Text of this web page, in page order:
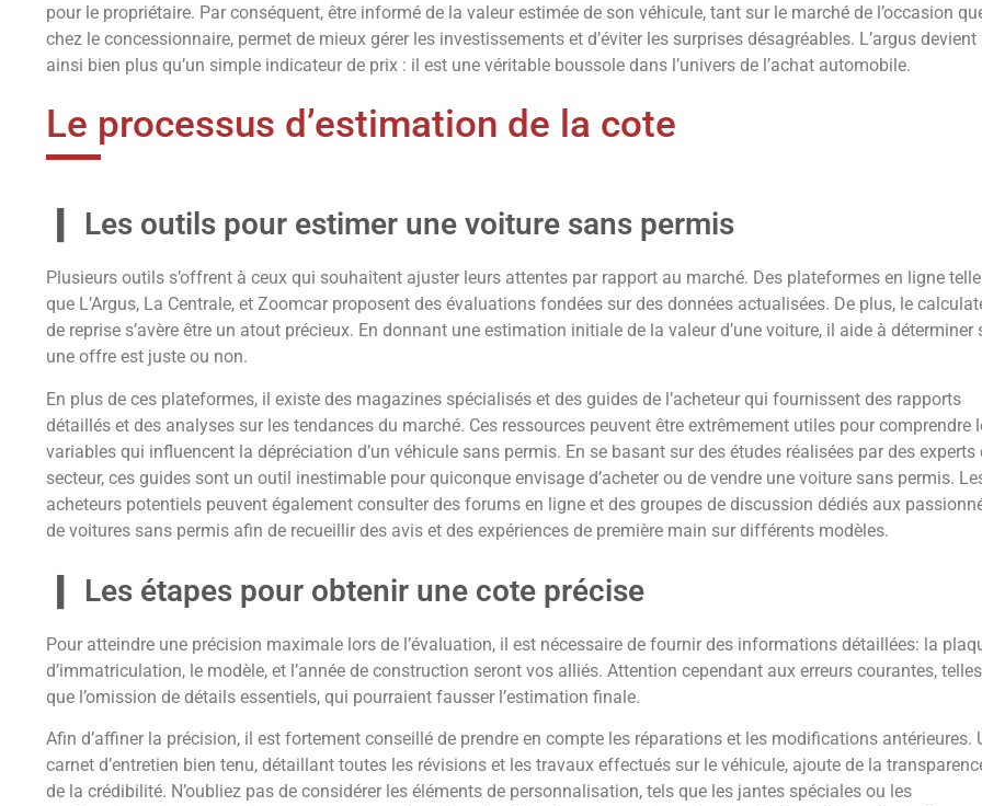
pour le propriétaire. Par conséquent, être informé de la valeur estimée de son véhicule, tant sur le marché de l’occasion
chez le concessionnaire, permet de mieux gérer les investissements et d’éviter les surprises désagréables. L’argus devient
ainsi bien plus qu’un simple indicateur de prix : il est une véritable boussole dans l’univers de l’achat automobile.
Le processus d’estimation de la cote
Les outils pour estimer une voiture sans permis
Plusieurs outils s’offrent à ceux qui souhaitent ajuster leurs attentes par rapport au marché. Des plateformes en ligne
que L’Argus, La Centrale, et Zoomcar proposent des évaluations fondées sur des données actualisées. De plus, le
de reprise s’avère être un atout précieux. En donnant une estimation initiale de la valeur d’une voiture, il aide à déterminer
une offre est juste ou non.
En plus de ces plateformes, il existe des magazines spécialisés et des guides de l’acheteur qui fournissent des rapports
détaillés et des analyses sur les tendances du marché. Ces ressources peuvent être extrêmement utiles pour comprendre
variables qui influencent la dépréciation d’un véhicule sans permis. En se basant sur des études réalisées par des experts
secteur, ces guides sont un outil inestimable pour quiconque envisage d’acheter ou de vendre une voiture sans permis.
acheteurs potentiels peuvent également consulter des forums en ligne et des groupes de discussion dédiés aux
de voitures sans permis afin de recueillir des avis et des expériences de première main sur différents modèles.
Les étapes pour obtenir une cote précise
Pour atteindre une précision maximale lors de l’évaluation, il est nécessaire de fournir des informations détaillées: la
d’immatriculation, le modèle, et l’année de construction seront vos alliés. Attention cependant aux erreurs courantes, telles
que l’omission de détails essentiels, qui pourraient fausser l’estimation finale.
Afin d’affiner la précision, il est fortement conseillé de prendre en compte les réparations et les modifications antérieures.
carnet d’entretien bien tenu, détaillant toutes les révisions et les travaux effectués sur le véhicule, ajoute de la
de la crédibilité. N’oubliez pas de considérer les éléments de personnalisation, tels que les jantes spéciales ou les